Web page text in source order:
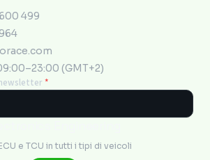
499
(GMT+2)
*
e TCU in tutti i tipi di veicoli